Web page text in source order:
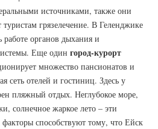
источниками, также они
туристам грязелечение. В Геленджике
работе органов дыхания и
Еще одингород-курорт
множество пансионатов и
сеть отелей и гостиниц. Здесь у
пляжный отдых. Неглубокое море,
солнечное жаркое лето – эти
способствуют тому, что Ейск